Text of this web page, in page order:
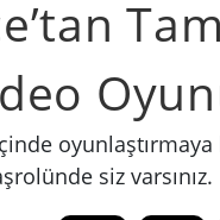
oyunlaştırmaya
siz varsınız.